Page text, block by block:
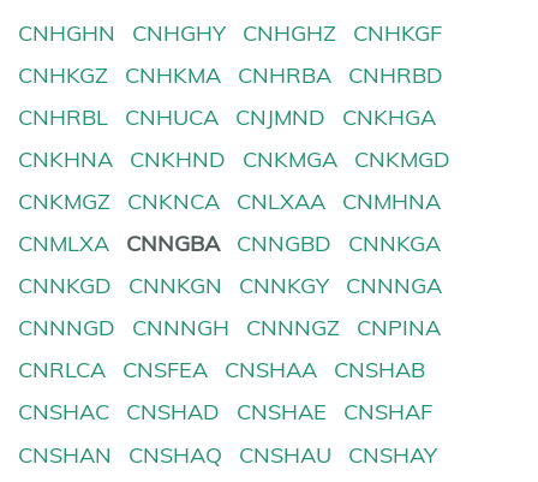
CNHGHN
CNHGHY CNHGHZ
CNHKGF
CNHKGZ
CNHKMA CNHRBA
CNHRBD
CNHRBL
CNHUCA CNJMND
CNKHGA
CNKHNA
CNKHND CNKMGA
CNKMGD
CNKMGZ
CNKNCA CNLXAA
CNMHNA
CNMLXA
CNNGBA CNNGBD
CNNKGA
CNNKGD
CNNKGN CNNKGY
CNNNGA
CNNNGD
CNNNGH CNNNGZ
CNPINA
CNRLCA
CNSFEA CNSHAA
CNSHAB
CNSHAC
CNSHAD CNSHAE
CNSHAF
CNSHAN
CNSHAQ CNSHAU
CNSHAY